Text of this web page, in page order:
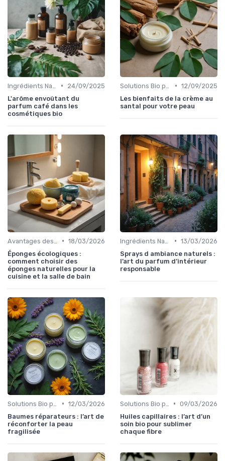
•
24/09/2025
L'arôme envoûtant du
parfum café dans les
cosmétiques bio
• 12/09/2025
Les bienfaits de la crème au
santal pour votre peau
• 18/03/2026
Éponges écologiques :
comment choisir des
éponges naturelles pour la
cuisine et la salle de bain
• 13/03/2026
Sprays d ambiance naturels :
l’art du parfum d’intérieur
responsable
• 12/03/2026
Baumes réparateurs : l’art de
réconforter la peau
fragilisée
• 09/03/2026
Huiles capillaires : l’art d’un
soin bio pour sublimer
chaque fibre